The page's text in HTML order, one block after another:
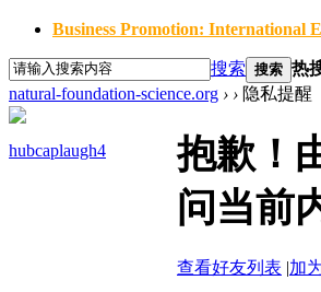
Business Promotion: International
搜索 搜索 热
natural-foundation-science.org › › 隐私提醒
hubcaplaugh4
抱歉！
问当前
查看好友列表 |加